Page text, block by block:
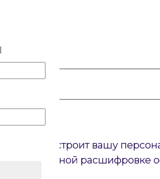
построит вашу
к бесплатной расшифровке